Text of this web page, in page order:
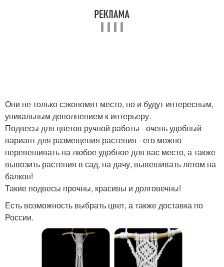
Они не только сэкономят место, но и будут интересным,
уникальным дополнением к интерьеру.
Подвесы для цветов ручной работы - очень удобный
вариант для размещения растения - его можно
перевешивать на любое удобное для вас место, а также
вывозить растения в сад, на дачу, вывешивать летом на
балкон!
Такие подвесы прочны, красивы и долговечны!
Есть возможность выбрать цвет, а также доставка по
России.